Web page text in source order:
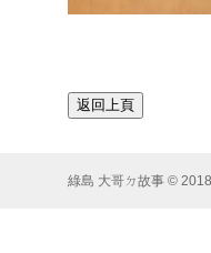
綠島 大哥ㄉ故事 ©